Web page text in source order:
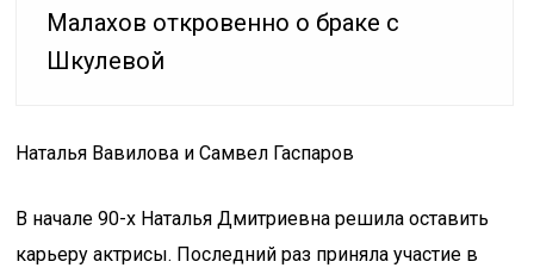
Малахов откровенно о браке с
Шкулевой
Наталья Вавилова и Самвел Гаспаров
В начале 90-х Наталья Дмитриевна решила оставить
карьеру актрисы. Последний раз приняла участие в